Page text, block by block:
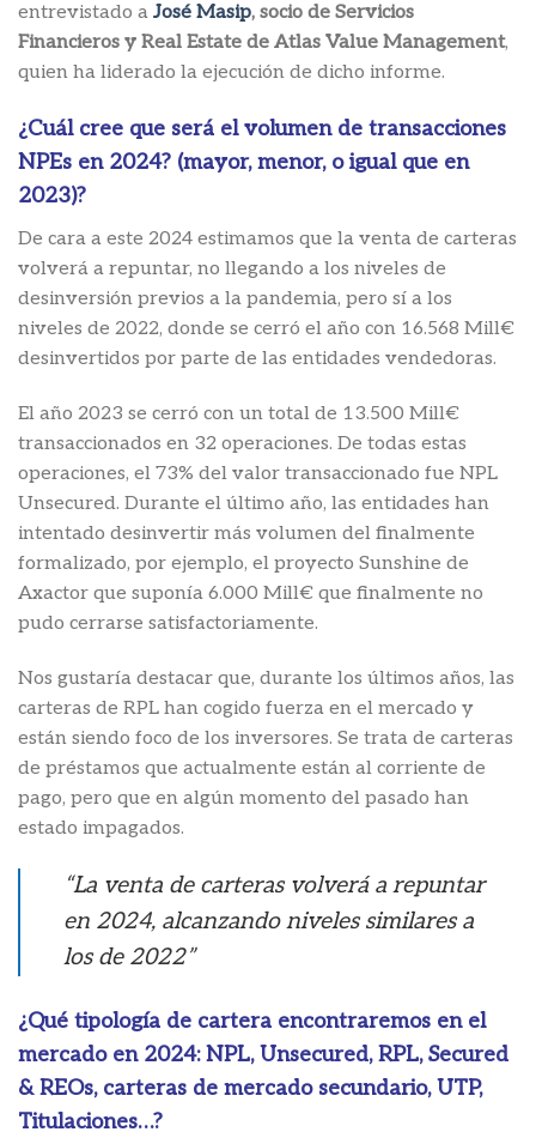
entrevistado a José Masip, socio de Servicios
Financieros y Real Estate de Atlas Value Management,
quien ha liderado la ejecución de dicho informe.
¿Cuál cree que será el volumen de transacciones
NPEs en 2024? (mayor, menor, o igual que en
2023)?
De cara a este 2024 estimamos que la venta de carteras
volverá a repuntar, no llegando a los niveles de
desinversión previos a la pandemia, pero sí a los
niveles de 2022, donde se cerró el año con 16.568 Mill€
desinvertidos por parte de las entidades vendedoras.
El año 2023 se cerró con un total de 13.500 Mill€
transaccionados en 32 operaciones. De todas estas
operaciones, el 73% del valor transaccionado fue NPL
Unsecured. Durante el último año, las entidades han
intentado desinvertir más volumen del finalmente
formalizado, por ejemplo, el proyecto Sunshine de
Axactor que suponía 6.000 Mill€ que finalmente no
pudo cerrarse satisfactoriamente.
Nos gustaría destacar que, durante los últimos años, las
carteras de RPL han cogido fuerza en el mercado y
están siendo foco de los inversores. Se trata de carteras
de préstamos que actualmente están al corriente de
pago, pero que en algún momento del pasado han
estado impagados.
“La venta de carteras volverá a repuntar
en 2024, alcanzando niveles similares a
los de 2022”
¿Qué tipología de cartera encontraremos en el
mercado en 2024: NPL, Unsecured, RPL, Secured
& REOs, carteras de mercado secundario, UTP,
Titulaciones…?